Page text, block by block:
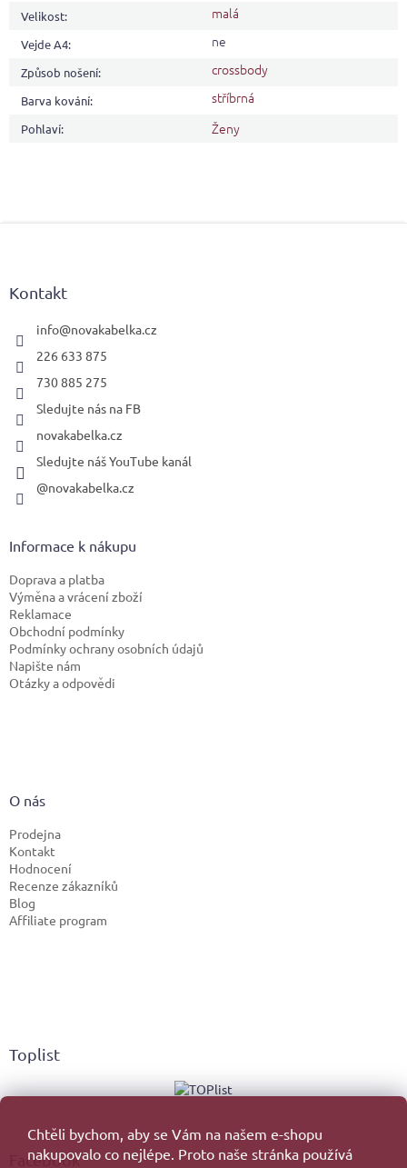
Chtěli bychom, aby se Vám na našem e-shopu
nakupovalo co nejlépe. Proto naše stránka používá
Velikost: malá
Vejde A4: ne
Způsob nošení: crossbody
Barva kování: stříbrná
Pohlaví: Ženy
Kontakt
info@novakabelka.cz
226 633 875
730 885 275
Sledujte nás na FB
novakabelka.cz
Sledujte náš YouTube kanál
@novakabelka.cz
Informace k nákupu
Doprava a platba
Výměna a vrácení zboží
Reklamace
Obchodní podmínky
Podmínky ochrany osobních údajů
Napište nám
Otázky a odpovědi
O nás
Prodejna
Kontakt
Hodnocení
Recenze zákazníků
Blog
Affiliate program
Toplist
Facebook